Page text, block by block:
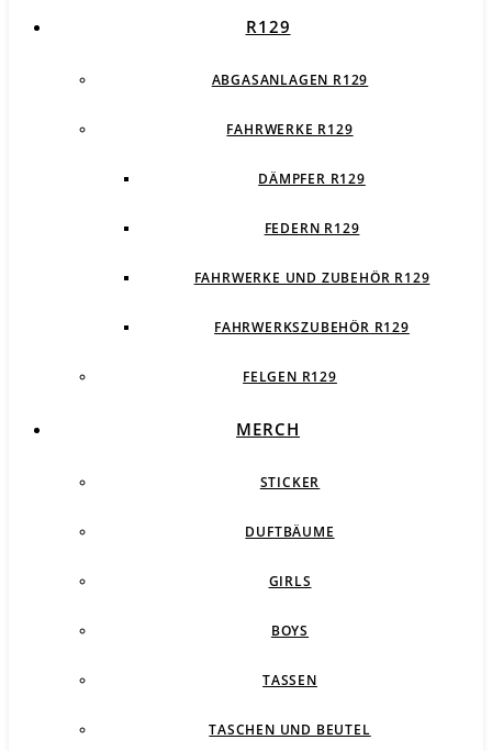
R129
ABGASANLAGEN R129
FAHRWERKE R129
DÄMPFER R129
FEDERN R129
FAHRWERKE UND ZUBEHÖR R129
FAHRWERKSZUBEHÖR R129
FELGEN R129
MERCH
STICKER
DUFTBÄUME
GIRLS
BOYS
TASSEN
TASCHEN UND BEUTEL